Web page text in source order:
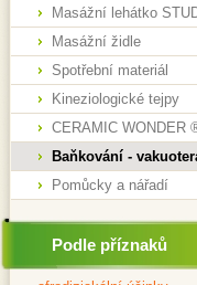
Masážní lehátko
Masážní židle
Spotřební materiál
Kineziologické tejpy
CERAMIC WONDER
Baňkování -
Pomůcky a nářadí
Podle příznaků